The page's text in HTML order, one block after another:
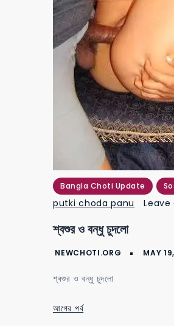
Bangla Choti Update
putki choda panu
শ্বশুর ও বন্ধু চুদলো
শ্বশুর ও বন্ধু চুদলো
আগের পর্ব